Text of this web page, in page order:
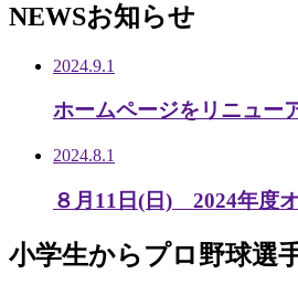
NEWSお知らせ
2024.9.1
ホームページをリニュー
2024.8.1
８月11日(日) 2024年度
小学生からプロ野球選